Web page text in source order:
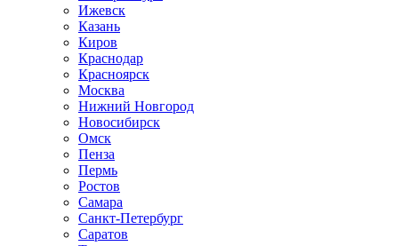
Ижевск
Казань
Киров
Краснодар
Красноярск
Москва
Нижний Новгород
Новосибирск
Омск
Пенза
Пермь
Ростов
Самара
Санкт-Петербург
Саратов